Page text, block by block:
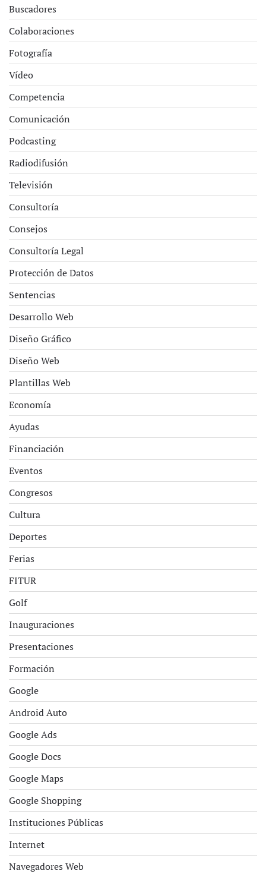
Buscadores
Colaboraciones
Fotografía
Vídeo
Competencia
Comunicación
Podcasting
Radiodifusión
Televisión
Consultoría
Consejos
Consultoría Legal
Protección de Datos
Sentencias
Desarrollo Web
Diseño Gráfico
Diseño Web
Plantillas Web
Economía
Ayudas
Financiación
Eventos
Congresos
Cultura
Deportes
Ferias
FITUR
Golf
Inauguraciones
Presentaciones
Formación
Google
Android Auto
Google Ads
Google Docs
Google Maps
Google Shopping
Instituciones Públicas
Internet
Navegadores Web